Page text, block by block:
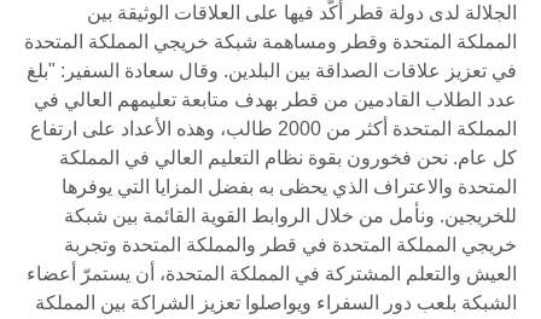
الجلالة لدى دولة قطر أكّد فيها على العلاقات الوثيقة بين
المملكة المتحدة وقطر ومساهمة شبكة خريجي المملكة المتحدة
في تعزيز علاقات الصداقة بين البلدين. وقال سعادة السفير: "بلغ
عدد الطلاب القادمين من قطر بهدف متابعة تعليمهم العالي في
المملكة المتحدة أكثر من 2000 طالب، وهذه الأعداد على ارتفاع
كل عام. نحن فخورون بقوة نظام التعليم العالي في المملكة
المتحدة والاعتراف الذي يحظى به بفضل المزايا التي يوفرها
للخريجين. ونأمل من خلال الروابط القوية القائمة بين شبكة
خريجي المملكة المتحدة في قطر والمملكة المتحدة وتجربة
العيش والتعلم المشتركة في المملكة المتحدة، أن يستمرّ أعضاء
الشبكة بلعب دور السفراء ويواصلوا تعزيز الشراكة بين المملكة